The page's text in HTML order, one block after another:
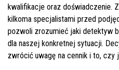
kwalifikacje oraz doświadczenie.
kilkoma specjalistami przed
pozwoli zrozumieć jaki detektyw
dla naszej konkretnej sytuacji.
zwrócić uwagę na cennik i to, czy